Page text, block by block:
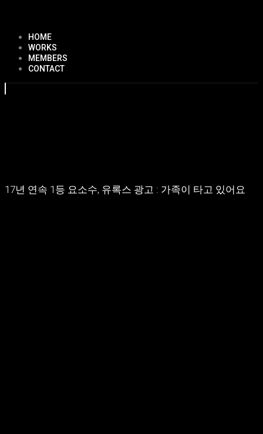
HOME
WORKS
MEMBERS
CONTACT
17년 연속 1등 요소수, 유록스 광고 : 가족이 타고 있어요